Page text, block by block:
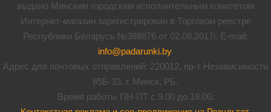
выдано Минским городским исполнительным комитетом
Интернет-магазин зарегистрирован в Торговом реестре
Республики Беларусь №388876 от 02.08.2017г. E-mail:
info@padarunki.by.
Адрес для почтовых отправлений: 220012, пр-т Независимости
85Б-33, г. Минск, РБ.
Время работы ПН-ПТ с 9.00 до 18.00.